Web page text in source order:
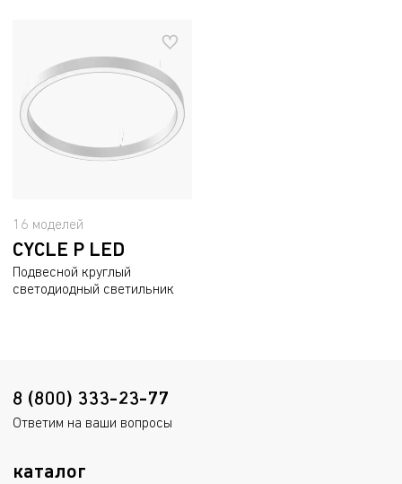
16 моделей
CYCLE P LED
Подвесной круглый
светодиодный светильник
8 (800) 333-23-77
Ответим на ваши вопросы
каталог